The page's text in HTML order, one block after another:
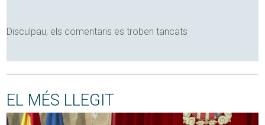
Disculpau, els comentaris es troben tancats
EL MÉS LLEGIT